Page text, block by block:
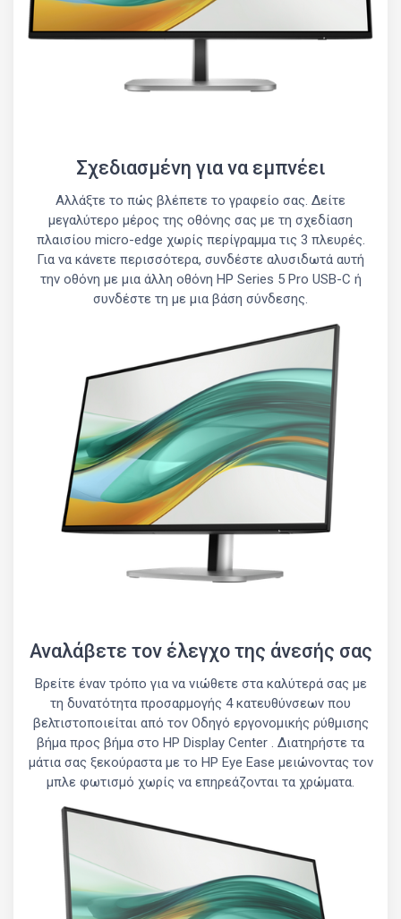
Σχεδιασμένη για να εμπνέει
Αλλάξτε το πώς βλέπετε το γραφείο σας. Δείτε
μεγαλύτερο μέρος της οθόνης σας με τη σχεδίαση
πλαισίου micro-edge χωρίς περίγραμμα τις 3 πλευρές.
Για να κάνετε περισσότερα, συνδέστε αλυσιδωτά αυτή
την οθόνη με μια άλλη οθόνη HP Series 5 Pro USB-C ή
συνδέστε τη με μια βάση σύνδεσης.
Αναλάβετε τον έλεγχο της άνεσής σας
Βρείτε έναν τρόπο για να νιώθετε στα καλύτερά σας με
τη δυνατότητα προσαρμογής 4 κατευθύνσεων που
βελτιστοποιείται από τον Οδηγό εργονομικής ρύθμισης
βήμα προς βήμα στο HP Display Center . Διατηρήστε τα
μάτια σας ξεκούραστα με το HP Eye Ease μειώνοντας τον
μπλε φωτισμό χωρίς να επηρεάζονται τα χρώματα.